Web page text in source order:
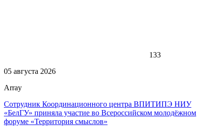
133
05 августа 2026
Array
Сотрудник Координационного центра ВПИТИПЭ НИУ
«БелГУ» приняла участие во Всероссийском молодёжном
форуме «Территория смыслов»